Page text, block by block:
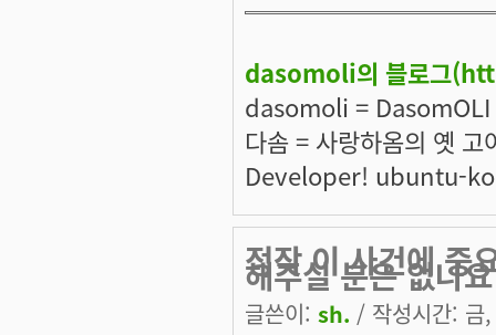
dasomoli의 블로그(
dasomoli = DasomOLI
다솜 = 사랑하옴의 옛 고
Developer! ubuntu-
정작 이 사건에 중
해주실 분은 없나요
글쓴이: sh. / 작성시간: